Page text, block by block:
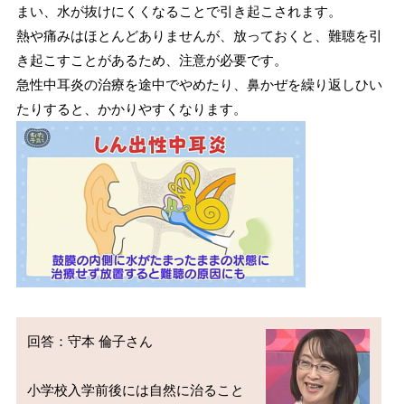
まい、水が抜けにくくなることで引き起こされます。
熱や痛みはほとんどありませんが、放っておくと、難聴を引
き起こすことがあるため、注意が必要です。
急性中耳炎の治療を途中でやめたり、鼻かぜを繰り返しひい
たりすると、かかりやすくなります。
回答：守本 倫子さん
小学校入学前後には自然に治ること